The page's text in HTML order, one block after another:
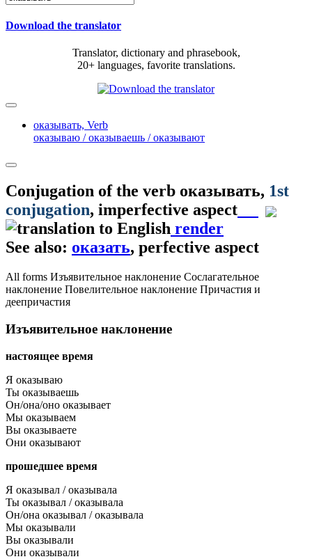
Download the translator
Translator, dictionary and phrasebook,
20+ languages, favorite translations.
оказывать, Verb
оказываю / оказываешь / оказывают
Conjugation of the verb оказывать, 1st
conjugation, imperfective aspect
render
See also: оказать, perfective aspect
All forms Изъявительное наклонение Сослагательное
наклонение Повелительное наклонение Причастия и
деепричастия
Изъявительное наклонение
настоящее время
Я оказываю
Ты оказываешь
Он/она/оно оказывает
Мы оказываем
Вы оказываете
Они оказывают
прошедшее время
Я оказывал / оказывала
Ты оказывал / оказывала
Он/она оказывал / оказывала
Мы оказывали
Вы оказывали
Они оказывали